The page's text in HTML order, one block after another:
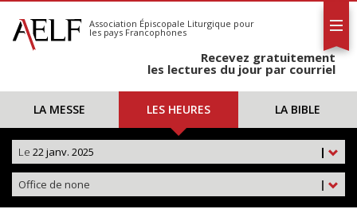
S'abonner
Calendrier
Association Épiscopale Liturgique pour
les pays Francophones
Recevez gratuitement
les lectures du jour par courriel
LA MESSE LES HEURES LA BIBLE
|
Le 22 janv. 2025
|
Office de none